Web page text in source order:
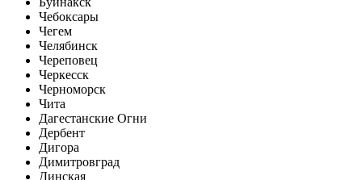
Чебоксары
Чегем
Челябинск
Череповец
Черкесск
Черноморск
Чита
Дагестанские Огни
Дербент
Дигора
Димитровград
Динская